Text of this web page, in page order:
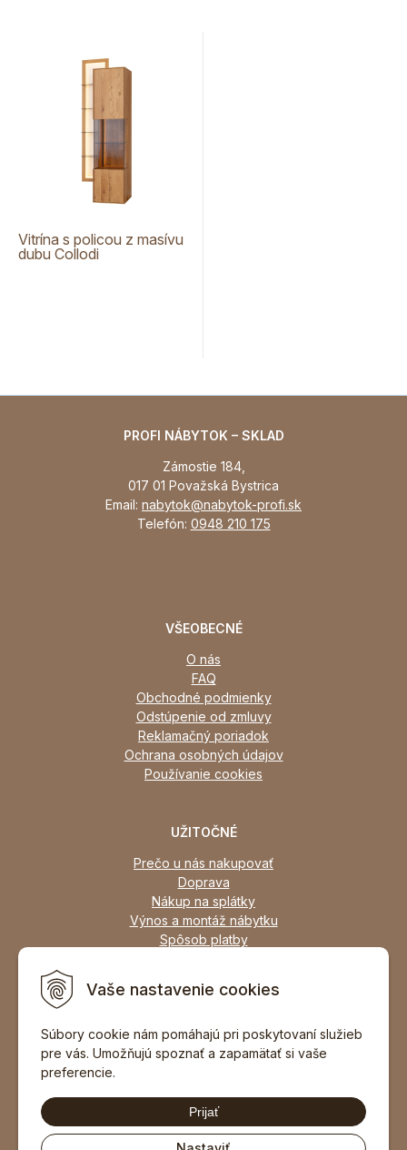
Vaše nastavenie cookies
Súbory cookie nám pomáhajú pri poskytovaní služieb
pre vás. Umožňujú spoznať a zapamätať si vaše
preferencie.
Prijať
Vitrína s policou z masívu
dubu Collodi
PROFI NÁBYTOK – SKLAD
Zámostie 184,
017 01 Považská Bystrica
Email: nabytok@nabytok-profi.sk
Telefón: 0948 210 175
VŠEOBECNÉ
O nás
FAQ
Obchodné podmienky
Odstúpenie od zmluvy
Reklamačný poriadok
Ochrana osobných údajov
Používanie cookies
UŽITOČNÉ
Prečo u nás nakupovať
Doprava
Nákup na splátky
Výnos a montáž nábytku
Spôsob platby
Zariadime všetky typy interiérov
DOPORUČIŤ ZNÁMEMU